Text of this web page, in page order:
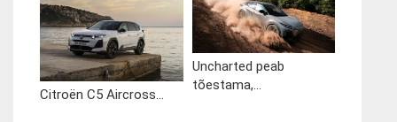
Citroën C5 Aircross...
Uncharted peab
tõestama,...